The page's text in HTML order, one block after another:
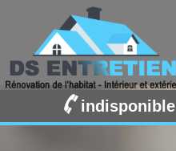
indisponible